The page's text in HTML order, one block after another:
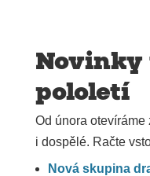
Novinky
pololetí
Od února otevíráme
i dospělé. Račte
Nová skupina